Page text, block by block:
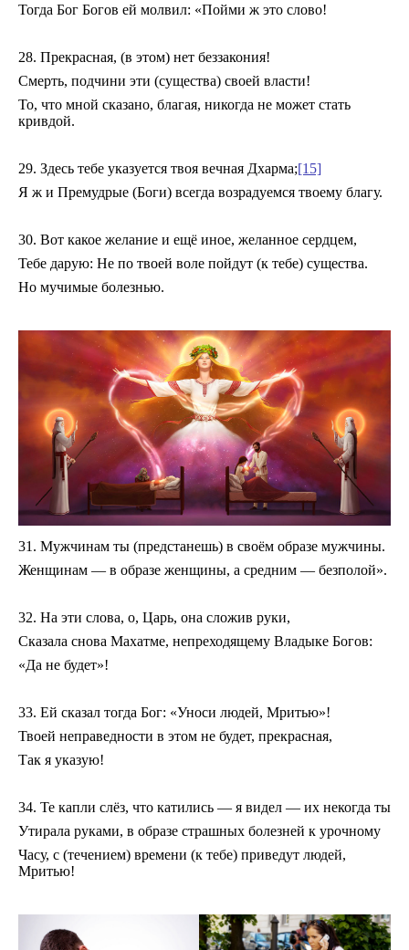
Тогда Бог Богов ей молвил: «Пойми ж это слово!
28. Прекрасная, (в этом) нет беззакония!
Смерть, подчини эти (существа) своей власти!
То, что мной сказано, благая, никогда не может стать
кривдой.
29. Здесь тебе указуется твоя вечная Дхарма;[15]
Я ж и Премудрые (Боги) всегда возрадуемся твоему благу.
30. Вот какое желание и ещё иное, желанное сердцем,
Тебе дарую: Не по твоей воле пойдут (к тебе) существа.
Но мучимые болезнью.
31. Мужчинам ты (предстанешь) в своём образе мужчины.
Женщинам — в образе женщины, а средним — безполой».
32. На эти слова, о, Царь, она сложив руки,
Сказала снова Махатме, непреходящему Владыке Богов:
«Да не будет»!
33. Ей сказал тогда Бог: «Уноси людей, Мритью»!
Твоей неправедности в этом не будет, прекрасная,
Так я указую!
34. Те капли слёз, что катились — я видел — их некогда ты
Утирала руками, в образе страшных болезней к урочному
Часу, с (течением) времени (к тебе) приведут людей,
Мритью!